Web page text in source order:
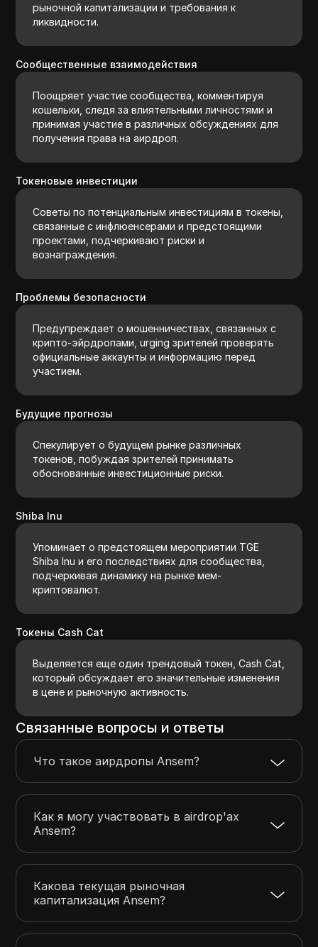
рыночной капитализации и требования к
ликвидности.
Сообщественные взаимодействия
Поощряет участие сообщества, комментируя
кошельки, следя за влиятельными личностями и
принимая участие в различных обсуждениях для
получения права на аирдроп.
Токеновые инвестиции
Советы по потенциальным инвестициям в токены,
связанные с инфлюенсерами и предстоящими
проектами, подчеркивают риски и
вознаграждения.
Проблемы безопасности
Предупреждает о мошенничествах, связанных с
крипто-эйрдропами, urging зрителей проверять
официальные аккаунты и информацию перед
участием.
Будущие прогнозы
Спекулирует о будущем рынке различных
токенов, побуждая зрителей принимать
обоснованные инвестиционные риски.
Shiba Inu
Упоминает о предстоящем мероприятии TGE
Shiba Inu и его последствиях для сообщества,
подчеркивая динамику на рынке мем-
криптовалют.
Токены Cash Cat
Выделяется еще один трендовый токен, Cash Cat,
который обсуждает его значительные изменения
в цене и рыночную активность.
Связанные вопросы и ответы
Что такое аирдропы Ansem?
Как я могу участвовать в airdrop'ах
Ansem?
Какова текущая рыночная
капитализация Ansem?